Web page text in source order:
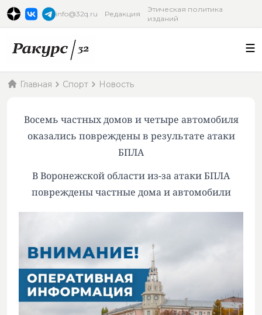
info@32q.ru Редакция
Этическая политика
изданий
Главная Спорт Новость
Восемь частных домов и четыре автомобиля
оказались повреждены в результате атаки
БПЛА
В Воронежской области из-за атаки БПЛА
повреждены частные дома и автомобили